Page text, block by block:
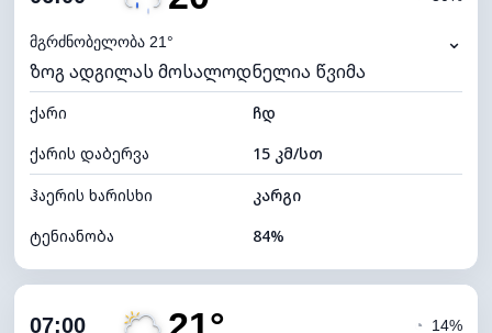
ნამის წერტილი
ხილვადობა
10 კმ
განათების ინდექსი 0 (ბნელი)
ღრუბლის სიმაღლე 7760 მ
მგრძნობელობა 21° ⌄
ზოგ ადგილას მოსალოდნელია წვიმა
ქარი
ჩდ
ქარის დაბერვა
15 კმ/სთ
ჰაერის ხარისხი
კარგი
ტენიანობა
84%
ღრუბლიანობა
07:00 ◔ 14%